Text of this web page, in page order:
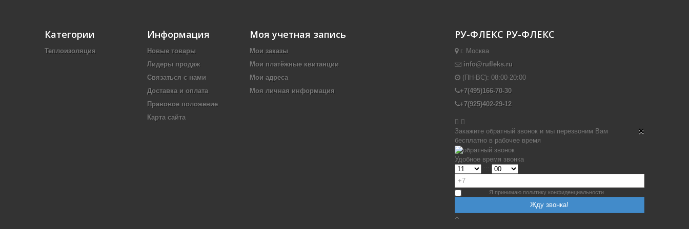
Категории
Теплоизоляция
Информация
Новые товары
Лидеры продаж
Связаться с нами
Доставка и оплата
Правовое положение
Карта сайта
Моя учетная запись
Мои заказы
Мои платёжные квитанции
Мои адреса
Моя личная информация
РУ-ФЛЕКС РУ-ФЛЕКС
г. Москва
info@rufleks.ru
(ПН-ВС): 08:00-20:00
+7(495)166-70-30
+7(925)402-29-12
 
×
Закажите обратный звонок и мы перезвоним Вам
бесплатно в рабочее время
Удобное время звонка
:::
Я принимаю политику конфиденциальности